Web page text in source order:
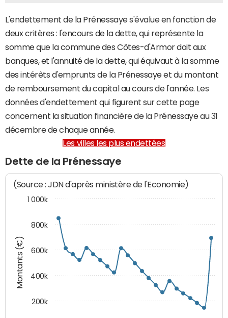
L'endettement de la Prénessaye s'évalue en fonction de
deux critères : l'encours de la dette, qui représente la
somme que la commune des Côtes-d'Armor doit aux
banques, et l'annuité de la dette, qui équivaut à la somme
des intérêts d'emprunts de la Prénessaye et du montant
de remboursement du capital au cours de l'année. Les
données d'endettement qui figurent sur cette page
concernent la situation financière de la Prénessaye au 31
décembre de chaque année.
Les villes les plus endettées
Dette de la Prénessaye
Montants (€)
(Source : JDN d'après ministère de l'Economie)
200k
400k
600k
800k
1 000k